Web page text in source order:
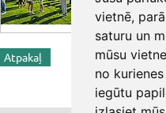
vietnē,
saturu un
mūsu
no
iegūtu
Atpakaļ